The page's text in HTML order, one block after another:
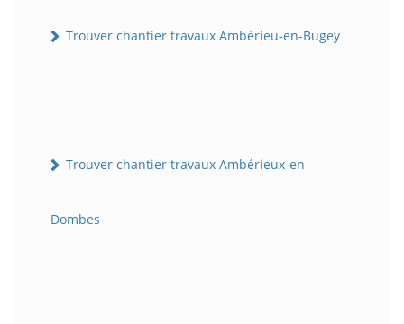
Trouver chantier travaux Ambérieu-en-Bugey
Trouver chantier travaux Ambérieux-en-
Dombes